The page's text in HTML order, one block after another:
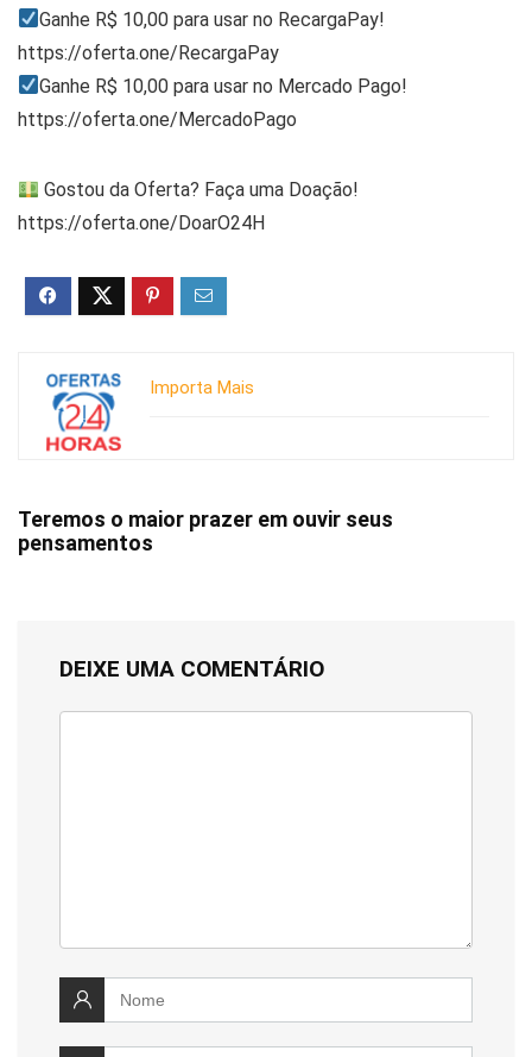
Ganhe R$ 10,00 para usar no RecargaPay!
https://oferta.one/RecargaPay
Ganhe R$ 10,00 para usar no Mercado Pago!
https://oferta.one/MercadoPago
Gostou da Oferta? Faça uma Doação!
https://oferta.one/DoarO24H
Importa Mais
Teremos o maior prazer em ouvir seus
pensamentos
DEIXE UMA COMENTÁRIO